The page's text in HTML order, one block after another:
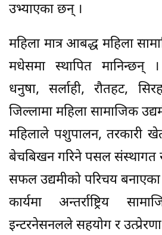
उभ्याएका छन् ।
महिला मात्र आबद्ध महिला
मधेसमा स्थापित मानिन्छन्
धनुषा, सर्लाही, रौतहट,
जिल्लामा महिला सामाजिक
महिलाले पशुपालन, तरकारी
बेचबिखन गरिने पसल संस्थागत
सफल उद्यमीको परिचय
कार्यमा अन्तर्राष्ट्रिय
इन्टरनेसनलले सहयोग र